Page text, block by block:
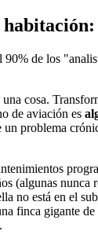
90% de los
cosa.
de aviación es
problema
(algunas nunca
no está en el
finca gigante